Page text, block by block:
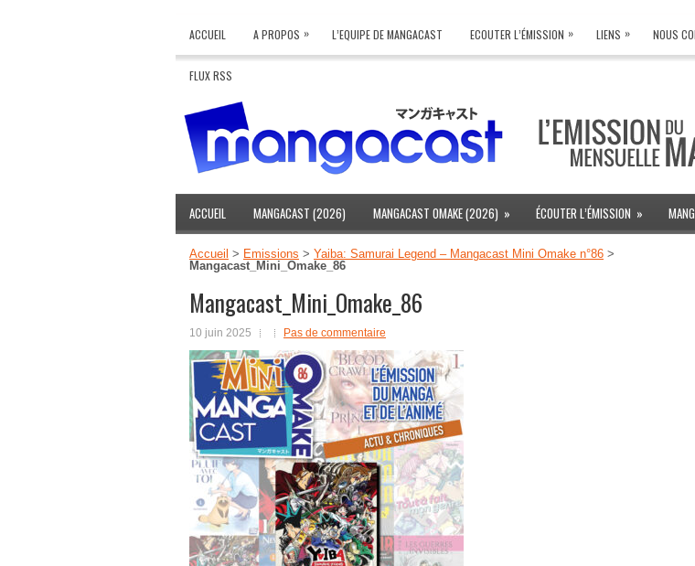
ACCUEIL A PROPOS » L’EQUIPE DE MANGACAST ECOUTER L’ÉMISSION » LIENS » NOUS
FLUX RSS
ACCUEIL MANGACAST (2026) MANGACAST OMAKE (2026) » ÉCOUTER L’ÉMISSION »
Accueil > Emissions > Yaiba: Samurai Legend – Mangacast Mini Omake n°86 >
Mangacast_Mini_Omake_86
Mangacast_Mini_Omake_86
10 juin 2025 Pas de commentaire